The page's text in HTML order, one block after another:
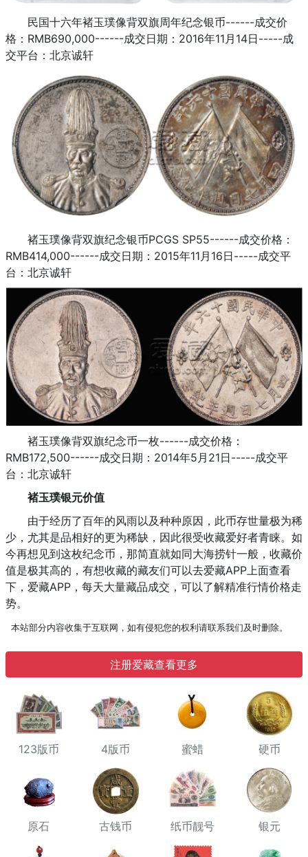
民国十六年褚玉璞像背双旗周年纪念银币------成交价
格：RMB690,000------成交日期：2016年11月14日-----成
交平台：北京诚轩
褚玉璞像背双旗纪念银币PCGS SP55------成交价格：
RMB414,000------成交日期：2015年11月16日-----成交平
台：北京诚轩
褚玉璞像背双旗纪念币一枚------成交价格：
RMB172,500------成交日期：2014年5月21日-----成交平
台：北京诚轩
褚玉璞银元价值
由于经历了百年的风雨以及种种原因，此币存世量极为稀
少，尤其是品相好的更为稀缺，因此很受收藏爱好者青睐。如
今再想见到这枚纪念币，那简直就如同大海捞针一般，收藏价
值是极其高的，有想收藏的藏友们可以去爱藏APP上面查看
下，爱藏APP，每天大量藏品成交，可以了解精准行情价格走
势。
本站部分内容收集于互联网，如有侵犯您的权利请联系我们及时删除。
注册爱藏查看更多
123版币 4版币 蜜蜡 硬币
原石 古钱币 纸币靓号 银元